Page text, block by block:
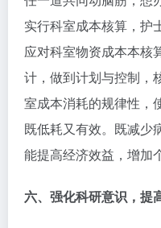
实行科室成本核算，护
应对科室物资成本本核
计，做到计划与控制，
室成本消耗的规律性，
既低耗又有效。既减少
能提高经济效益，增加
六、强化科研意识，提